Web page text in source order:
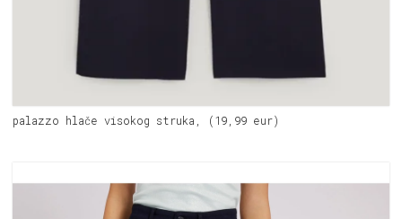
palazzo hlače visokog struka, (19,99 eur)